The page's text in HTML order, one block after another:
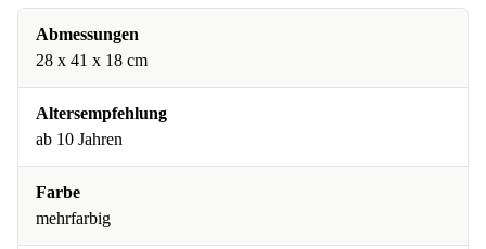
Abmessungen
28 x 41 x 18 cm
Altersempfehlung
ab 10 Jahren
Farbe
mehrfarbig